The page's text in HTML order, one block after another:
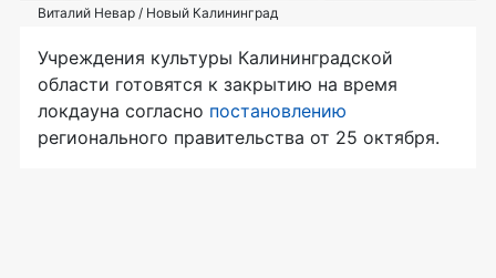
Виталий Невар / Новый Калининград
Учреждения культуры Калининградской
области готовятся к закрытию на время
локдауна согласно постановлению
регионального правительства от 25 октября.